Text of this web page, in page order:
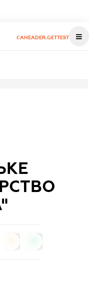
CAHEADER.GETTEST